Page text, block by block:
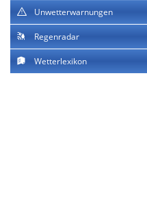
Unwetterwarnungen
Regenradar
Wetterlexikon